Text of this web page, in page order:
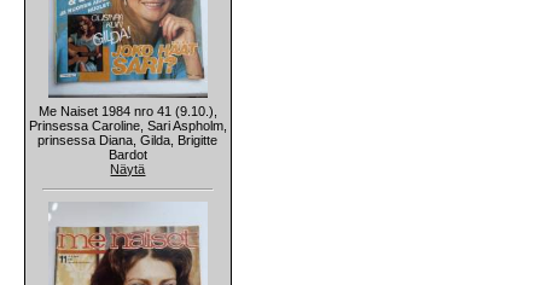
Me Naiset 1984 nro 41 (9.10.),
Prinsessa Caroline, Sari Aspholm,
prinsessa Diana, Gilda, Brigitte
Bardot
Näytä